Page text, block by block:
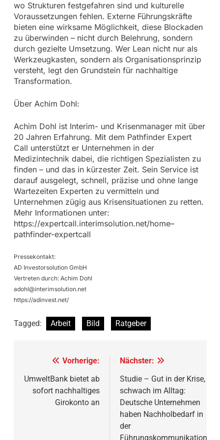
wo Strukturen festgefahren sind und kulturelle
Voraussetzungen fehlen. Externe Führungskräfte
bieten eine wirksame Möglichkeit, diese Blockaden
zu überwinden – nicht durch Belehrung, sondern
durch gezielte Umsetzung. Wer Lean nicht nur als
Werkzeugkasten, sondern als Organisationsprinzip
versteht, legt den Grundstein für nachhaltige
Transformation.
Über Achim Dohl:
Achim Dohl ist Interim- und Krisenmanager mit über
20 Jahren Erfahrung. Mit dem Pathfinder Expert
Call unterstützt er Unternehmen in der
Medizintechnik dabei, die richtigen Spezialisten zu
finden – und das in kürzester Zeit. Sein Service ist
darauf ausgelegt, schnell, präzise und ohne lange
Wartezeiten Experten zu vermitteln und
Unternehmen zügig aus Krisensituationen zu retten.
Mehr Informationen unter:
https://expertcall.interimsolution.net/home–
pathfinder-expertcall
Pressekontakt:
AD Investorsolution GmbH
Vertreten durch: Achim Dohl
adohl@interimsolution.net
https://adinvest.net/
Tagged: Arbeit Bild Ratgeber
Beitragsnavigation
Vorherige:
UmweltBank bietet ab
sofort nachhaltiges
Girokonto an
Nächster:
Studie – Gut in der Krise,
schwach im Alltag:
Deutsche Unternehmen
haben Nachholbedarf in
der
Führungskommunikation